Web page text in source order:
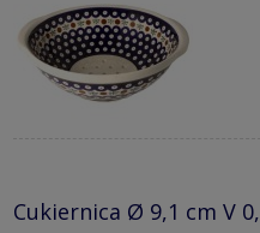
Cukiernica Ø 9,1 cm V